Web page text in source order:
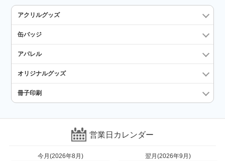
アクリルグッズ
缶バッジ
アパレル
オリジナルグッズ
冊子印刷
営業日カレンダー
今月(2026年8月)
翌月(2026年9月)